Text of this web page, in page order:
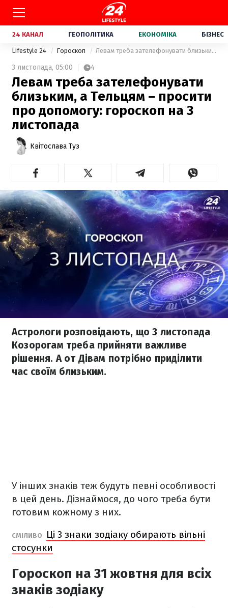
24 КАНАЛ ГЕОПОЛІТИКА ЕКОНОМІКА БІЗНЕС
Lifestyle 24 Гороскоп Левам треба зателефонувати близьким, а Тельцям – просити про допомогу: гороскоп на 3 листопада
3 листопада, 05:00 4
Левам треба зателефонувати
близьким, а Тельцям – просити
про допомогу: гороскоп на 3
листопада
Квітослава Туз
Астрологи розповідають, що 3 листопада
Козорогам треба прийняти важливе
рішення. А от Дівам потрібно приділити
час своїм близьким.
У інших знаків теж будуть певні особливості
в цей день. Дізнаймося, до чого треба бути
готовим кожному з них.
СМІЛИВО
Ці 3 знаки зодіаку обирають вільні
стосунки
Гороскоп на 31 жовтня для всіх
знаків зодіаку